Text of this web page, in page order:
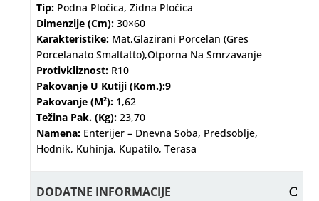
Tip: Podna Pločica, Zidna Pločica
Dimenzije (cm): 30×60
Karakteristike: Mat,glazirani Porcelan (gres
Porcelanato Smaltatto),otporna Na Smrzavanje
Protivkliznost: R10
Pakovanje U Kutiji (kom.):9
Pakovanje (m²): 1,62
Težina Pak. (kg): 23,70
Namena: Enterijer – Dnevna Soba, Predsoblje,
Hodnik, Kuhinja, Kupatilo, Terasa
DODATNE INFORMACIJE